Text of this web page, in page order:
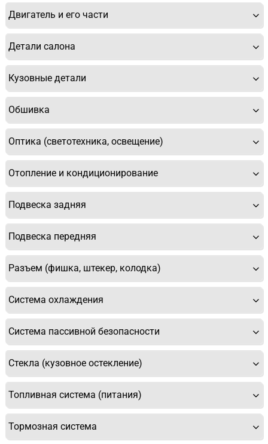
Двигатель и его части
Детали салона
Кузовные детали
Обшивка
Оптика (светотехника, освещение)
Отопление и кондиционирование
Подвеска задняя
Подвеска передняя
Разъем (фишка, штекер, колодка)
Система охлаждения
Система пассивной безопасности
Стекла (кузовное остекление)
Топливная система (питания)
Тормозная система